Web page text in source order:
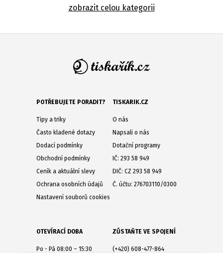
zobrazit celou kategorii
POTŘEBUJETE PORADIT?
Tipy a triky
Často kladené dotazy
Dodací podmínky
Obchodní podmínky
Ceník a aktuální slevy
Ochrana osobních údajů
Nastavení souborů cookies
TISKARIK.CZ
O nás
Napsali o nás
Dotační programy
IČ: 293 58 949
DIČ: CZ 293 58 949
Č. účtu: 276703110/0300
OTEVÍRACÍ DOBA
Po - Pá 08:00 – 15:30
ZŮSTAŇTE VE SPOJENÍ
(+420) 608-477-864